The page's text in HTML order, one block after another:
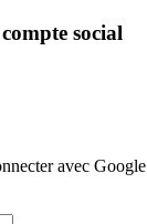
social
avec Google